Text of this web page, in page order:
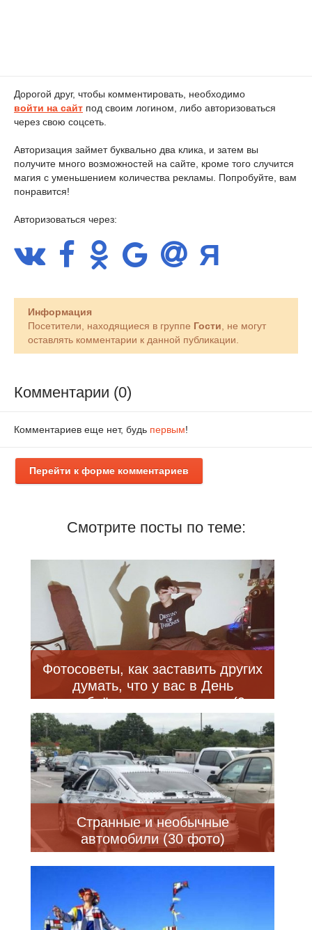
Дорогой друг, чтобы комментировать, необходимо
войти на сайт под своим логином, либо авторизоваться
через свою соцсеть.
Авторизация займет буквально два клика, и затем вы
получите много возможностей на сайте, кроме того случится
магия с уменьшением количества рекламы. Попробуйте, вам
понравится!
Авторизоваться через:
Информация
Посетители, находящиеся в группе Гости, не могут
оставлять комментарии к данной публикации.
Комментарии (0)
Комментариев еще нет, будь первым!
Перейти к форме комментариев
Смотрите посты по теме:
Фотосоветы, как заставить других
думать, что у вас в День
влюблённых есть подруга (9
фото)
Странные и необычные
автомобили (30 фото)